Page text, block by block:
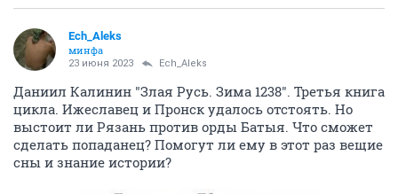
Ech_Aleks
минфа
23 июня 2023 Ech_Aleks
Даниил Калинин "Злая Русь. Зима 1238". Третья книга
цикла. Ижеславец и Пронск удалось отстоять. Но
выстоит ли Рязань против орды Батыя. Что сможет
сделать попаданец? Помогут ли ему в этот раз вещие
сны и знание истории?